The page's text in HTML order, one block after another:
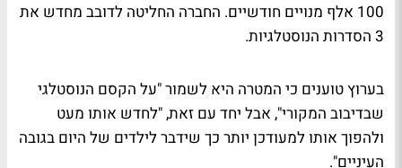
100 אלף מנויים חודשיים. החברה החליטה לדובב מחדש את
3 הסדרות הנוסטלגיות.
בערוץ טוענים כי המטרה היא לשמור "על הקסם הנוסטלגי
שבדיבוב המקורי", אבל יחד עם זאת, "לחדש אותו מעט
ולהפוך אותו למעודכן יותר כך שידבר לילדים של היום בגובה
העיניים".